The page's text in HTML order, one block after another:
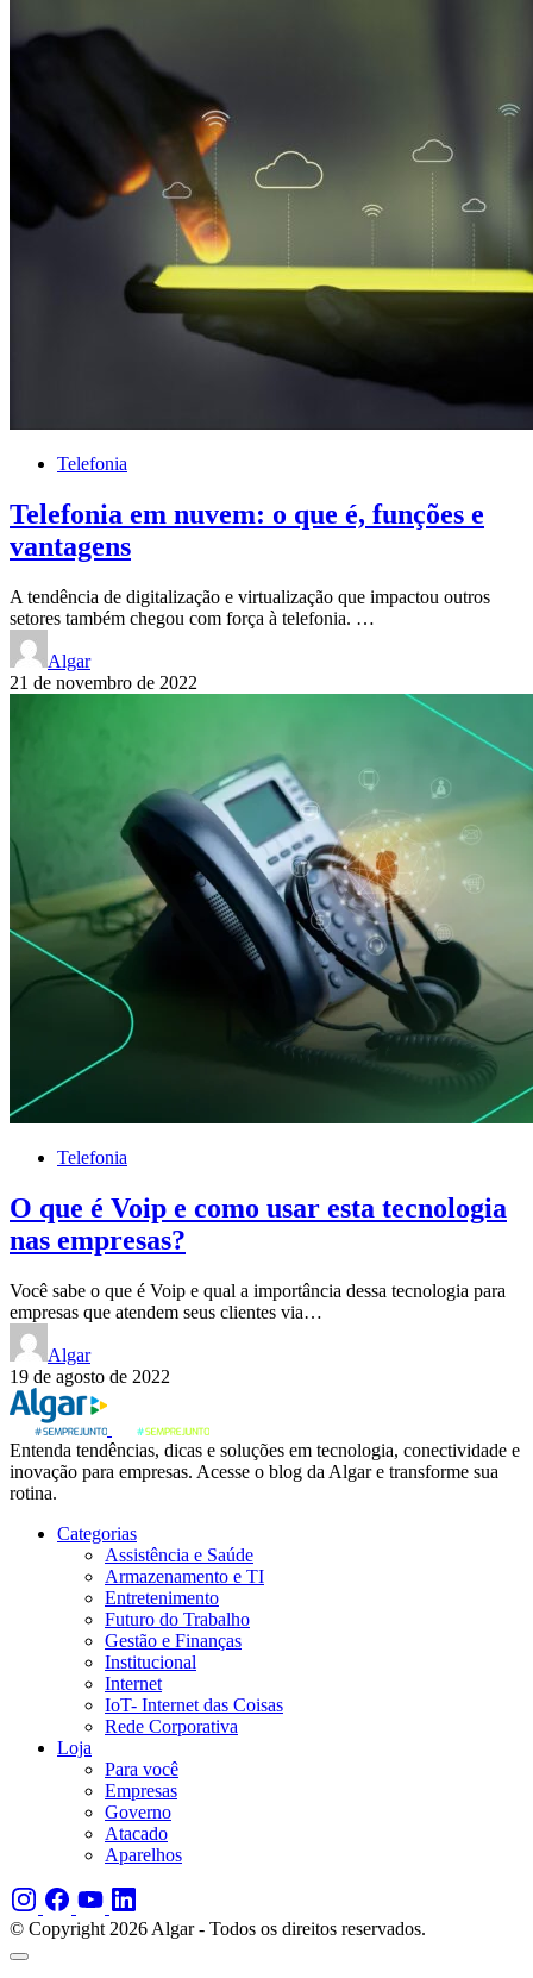
Telefonia
Telefonia em nuvem: o que é, funções e
vantagens
A tendência de digitalização e virtualização que impactou outros
setores também chegou com força à telefonia. …
Algar
21 de novembro de 2022
Telefonia
O que é Voip e como usar esta tecnologia
nas empresas?
Você sabe o que é Voip e qual a importância dessa tecnologia para
empresas que atendem seus clientes via…
Algar
19 de agosto de 2022
Entenda tendências, dicas e soluções em tecnologia, conectividade e
inovação para empresas. Acesse o blog da Algar e transforme sua
rotina.
Categorias
Assistência e Saúde
Armazenamento e TI
Entretenimento
Futuro do Trabalho
Gestão e Finanças
Institucional
Internet
IoT- Internet das Coisas
Rede Corporativa
Loja
Para você
Empresas
Governo
Atacado
Aparelhos
© Copyright 2026 Algar - Todos os direitos reservados.